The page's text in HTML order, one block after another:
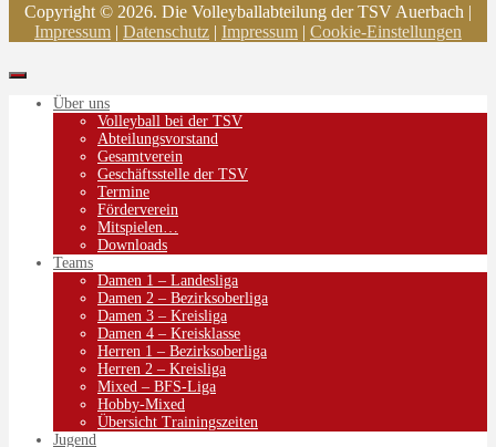
Copyright © 2026. Die Volleyballabteilung der TSV Auerbach |
Impressum | Datenschutz | Impressum | Cookie-Einstellungen
Über uns
Volleyball bei der TSV
Abteilungsvorstand
Gesamtverein
Geschäftsstelle der TSV
Termine
Förderverein
Mitspielen…
Downloads
Teams
Damen 1 – Landesliga
Damen 2 – Bezirksoberliga
Damen 3 – Kreisliga
Damen 4 – Kreisklasse
Herren 1 – Bezirksoberliga
Herren 2 – Kreisliga
Mixed – BFS-Liga
Hobby-Mixed
Übersicht Trainingszeiten
Jugend